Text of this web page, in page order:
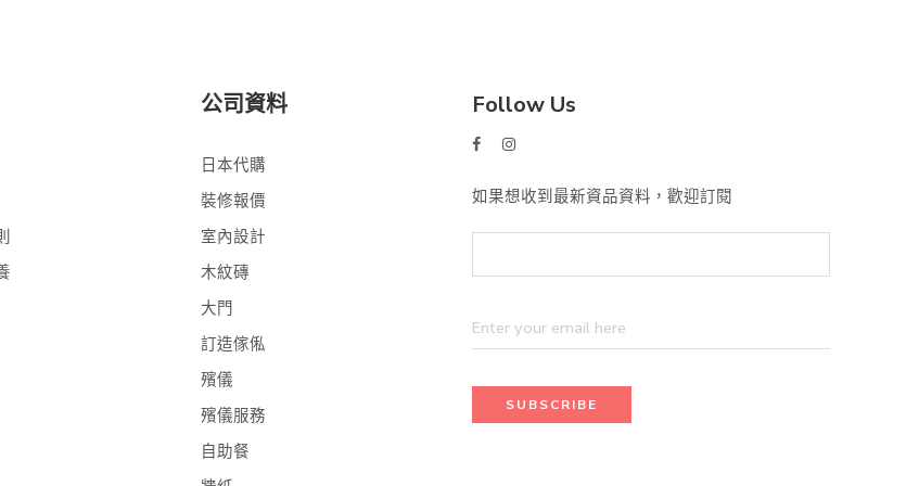
公司資料
日本代購
裝修報價
室內設計
木紋磚
大門
訂造傢俬
殯儀
殯儀服務
自助餐
Follow Us
如果想收到最新資品資料，歡迎訂閱